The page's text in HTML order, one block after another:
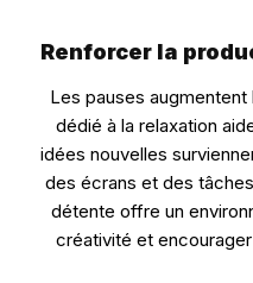
Renforcer la
Les pauses
dédié à la relaxation
idées nouvelles
des écrans et des
détente offre un
créativité et